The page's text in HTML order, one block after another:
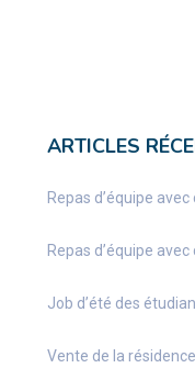
ARTICLES
Repas d’équipe
Repas d’équipe
Job d’été des
Vente de la